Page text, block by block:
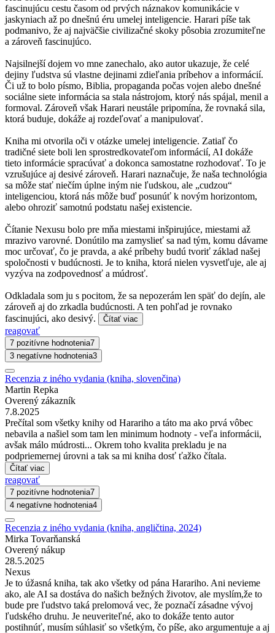
fascinujúcu cestu časom od prvých náznakov komunikácie v
jaskyniach až po dnešnú éru umelej inteligencie. Harari píše tak
podmanivo, že aj najväčšie civilizačné skoky pôsobia zrozumiteľne
a zároveň fascinujúco.
Najsilnejší dojem vo mne zanechalo, ako autor ukazuje, že celé
dejiny ľudstva sú vlastne dejinami zdieľania príbehov a informácií.
Či už to bolo písmo, Biblia, propaganda počas vojen alebo dnešné
sociálne siete informácia sa stala nástrojom, ktorý nás spájal, menil a
formoval. Zároveň však Harari neustále pripomína, že rovnaká sila,
ktorá buduje, dokáže aj rozdeľovať a manipulovať.
Kniha mi otvorila oči v otázke umelej inteligencie. Zatiaľ čo
tradičné siete boli len sprostredkovateľom informácií, AI dokáže
tieto informácie spracúvať a dokonca samostatne rozhodovať. To je
vzrušujúce aj desivé zároveň. Harari naznačuje, že naša technológia
sa môže stať niečím úplne iným nie ľudskou, ale „cudzou“
inteligenciou, ktorá nás môže buď posunúť k novým horizontom,
alebo ohroziť samotnú podstatu našej existencie.
Čítanie Nexusu bolo pre mňa miestami inšpirujúce, miestami až
mrazivo varovné. Donútilo ma zamyslieť sa nad tým, komu dávame
moc určovať, čo je pravda, a aké príbehy budú tvoriť základ našej
spoločnosti v budúcnosti. Je to kniha, ktorá nielen vysvetľuje, ale aj
vyzýva na zodpovednosť a múdrosť.
Odkladala som ju s pocitom, že sa nepozerám len späť do dejín, ale
zároveň aj do zrkadla budúcnosti. A ten pohľad je rovnako
fascinujúci, ako desivý.
Čítať viac
reagovať
7 pozitívne hodnotenia7
3 negatívne hodnotenia3
Recenzia z iného vydania (kniha, slovenčina)
Martin Repka
Overený zákazník
7.8.2025
Prečítal som všetky knihy od Harariho a táto ma ako prvá vôbec
nebavila a našiel som tam len minimum hodnoty - veľa informácii,
avšak málo múdrosti... Okrem toho kvalita prekladu je na
podpriemernej úrovni a tak sa mi kniha dosť ťažko čítala.
Čítať viac
reagovať
7 pozitívne hodnotenia7
4 negatívne hodnotenia4
Recenzia z iného vydania (kniha, angličtina, 2024)
Mirka Tovarňanská
Overený nákup
28.5.2025
Nexus
Je to úžasná kniha, tak ako všetky od pána Harariho. Ani nevieme
ako, ale AI sa dostáva do našich bežných životov, ale myslím,že to
bude pre ľudstvo taká prelomová vec, že poznačí zásadne vývoj
ľudského druhu. Je neuveriteľné, ako to dokáže tento autor
postihnúť, musím súhlasiť so všetkým, čo píše, ako argumentuje a aj